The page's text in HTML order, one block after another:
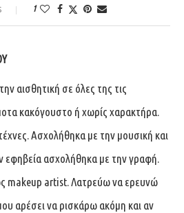
1
αισθητική σε όλες της τις
κακόγουστο ή χωρίς χαρακτήρα.
Ασχολήθηκα με την μουσική και
εφηβεία ασχολήθηκα με την γραφή.
makeup artist. Λατρεύω να ερευνώ
αρέσει να ρισκάρω ακόμη και αν